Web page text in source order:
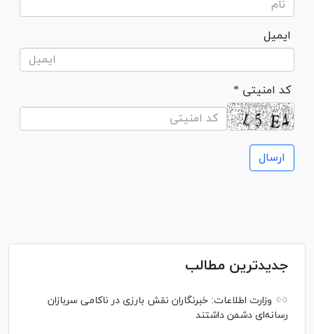
ایمیل
* کد امنیتی
جدیدترین مطالب
وزارت اطلاعات: خبرنگاران نقش بارزی در ناکامی سربازان
رسانه‌ای دشمن داشتند